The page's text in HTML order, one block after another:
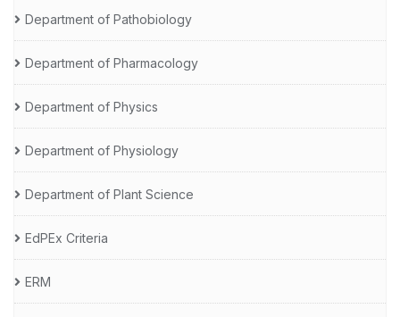
Department of Pathobiology
Department of Pharmacology
Department of Physics
Department of Physiology
Department of Plant Science
EdPEx Criteria
ERM